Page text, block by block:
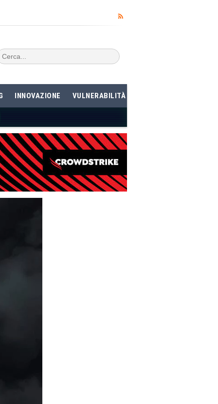
INNOVAZIONE VULNERABILITÀ